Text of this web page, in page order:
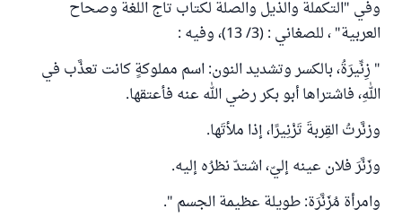
وفي "التكملة والذيل والصلة لكتاب تاج اللغة وصحاح
العربية" ، للصغاني : (3/ 13)، وفيه :
" زِنِّيرَةُ، بالكسر وتشديد النون: اسم مملوكةٍ كانت تعذَّب في
اللهِ، فاشتراها أبو بكر رضي الله عنه فأعتقها.
وزنَّرتُ القِربةَ تَزْنِيرًا، إذا ملأتَها.
وزَنَّرَ فلان عينه إليّ، اشتدّ نظرُه إليه.
وامرأة مُزَنَّرَة: طويلة عظيمة الجسم ".